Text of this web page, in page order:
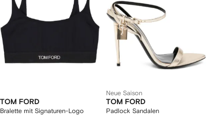
TOM FORD
Bralette mit Signaturen-Logo
Neue Saison
TOM FORD
Padlock Sandalen